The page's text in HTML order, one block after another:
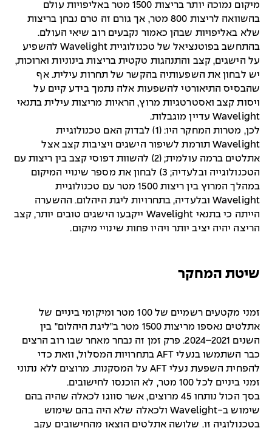
מיקום נמוכה יותר בריצות 1500 מטר באליפויות עולם
בהשוואה לריצות 800 מטר, אך גורם זה טרם נבחן בריצות
שלא באליפויות שבהן כאמור נקבעים רוב שיאי העולם.
בהתחשב בפוטנציאל של טכנולוגיית Wavelight להשפיע
על הישגים, קצב והתנהגות טקטית בריצות בינוניות וארוכות,
יש לבחון את השפעותיה בהקשר של תחרות עילית. אף
שהבסיס התיאורטי להשפעות אלה נתמך בידע קיים על
ויסות קצב ואסטרטגיות מרוץ, הראיות מריצות עילית בתנאי
Wavelight עדיין מוגבלות.
לכן, מטרות המחקר היו: (1) לבדוק האם טכנולוגיית
Wavelight תורמת לשיפור הישגים ויציבות קצב אצל
אתלטים ברמה עולמית; (2) להשוות דפוסי קצב בין ריצות עם
הטכנולוגייה ובלעדיה; 3) לבחון את מספר שינויי המיקום
במהלך המרוץ בין ריצות 1500 מטר עם טכנולוגיית
Wavelight ובלעדיה, בתחרויות ליגת היהלום. ההשערה
הייתה כי בתנאי Wavelight ייקבעו הישגים טובים יותר, קצב
הריצה יהיה יציב יותר ויהיו פחות שינויי מיקום.
שיטת המחקר
זמני מקטעים רשמיים של 100 מטר ומיקומי ביניים של
אתלטים נאספו מריצות 1500 מטר ב"ליגת היהלום" בין
השנים 2021–2024. פרק זמן זה נבחר מאחר שבו רוב הרצים
כבר השתמשו בנעלי AFT בתחרויות המסלול, וזאת כדי
להפחית השפעת נעלי AFT על המסקנות. מרוצים ללא נתוני
זמני ביניים לכל 100 מטר, לא הוכנסו לחישובים.
בסך הכול נותחו 45 מרוצים, אשר סווגו לכאלה שהיה בהם
שימוש ב-Wavelight ולכאלה שלא היה בהם שימוש
בטכנולוגיה זו. שלושה אתלטים הוצאו מהחישובים עקב